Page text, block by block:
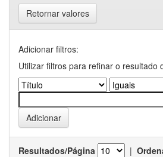
Retornar valores
Adicionar filtros:
Utilizar filtros para refinar o resultado
Resultados/Página |